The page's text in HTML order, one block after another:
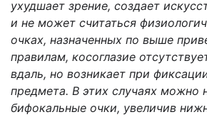
ухудшает зрение, создает
и не может считаться
очках, назначенных по выше
правилам, косоглазие
вдаль, но возникает при
предмета. В этих случаях можно
бифокальные очки, увеличив